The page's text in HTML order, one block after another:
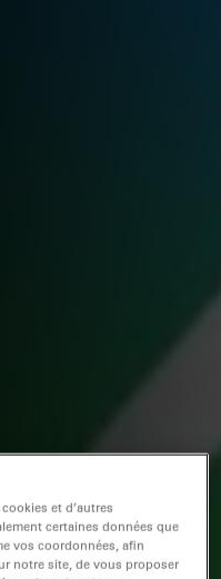
et d’autres
certaines données que
vos coordonnées, afin
notre site, de vous proposer